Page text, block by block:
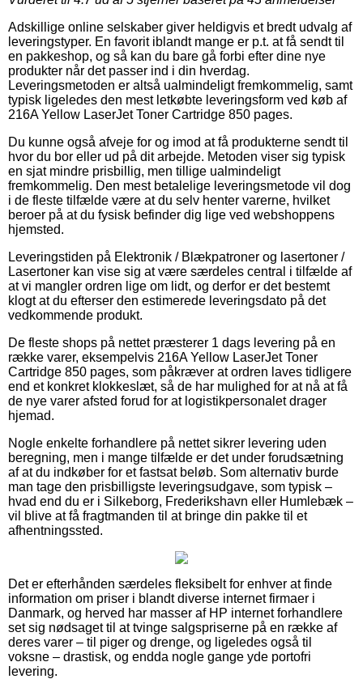
Adskillige online selskaber giver heldigvis et bredt udvalg af
leveringstyper. En favorit iblandt mange er p.t. at få sendt til
en pakkeshop, og så kan du bare gå forbi efter dine nye
produkter når det passer ind i din hverdag.
Leveringsmetoden er altså ualmindeligt fremkommelig, samt
typisk ligeledes den mest letkøbte leveringsform ved køb af
216A Yellow LaserJet Toner Cartridge 850 pages.
Du kunne også afveje for og imod at få produkterne sendt til
hvor du bor eller ud på dit arbejde. Metoden viser sig typisk
en sjat mindre prisbillig, men tillige ualmindeligt
fremkommelig. Den mest betalelige leveringsmetode vil dog
i de fleste tilfælde være at du selv henter varerne, hvilket
beroer på at du fysisk befinder dig lige ved webshoppens
hjemsted.
Leveringstiden på Elektronik / Blækpatroner og lasertoner /
Lasertoner kan vise sig at være særdeles central i tilfælde af
at vi mangler ordren lige om lidt, og derfor er det bestemt
klogt at du efterser den estimerede leveringsdato på det
vedkommende produkt.
De fleste shops på nettet præsterer 1 dags levering på en
række varer, eksempelvis 216A Yellow LaserJet Toner
Cartridge 850 pages, som påkræver at ordren laves tidligere
end et konkret klokkeslæt, så de har mulighed for at nå at få
de nye varer afsted forud for at logistikpersonalet drager
hjemad.
Nogle enkelte forhandlere på nettet sikrer levering uden
beregning, men i mange tilfælde er det under forudsætning
af at du indkøber for et fastsat beløb. Som alternativ burde
man tage den prisbilligste leveringsudgave, som typisk –
hvad end du er i Silkeborg, Frederikshavn eller Humlebæk –
vil blive at få fragtmanden til at bringe din pakke til et
afhentningssted.
Det er efterhånden særdeles fleksibelt for enhver at finde
information om priser i blandt diverse internet firmaer i
Danmark, og herved har masser af HP internet forhandlere
set sig nødsaget til at tvinge salgspriserne på en række af
deres varer – til piger og drenge, og ligeledes også til
voksne – drastisk, og endda nogle gange yde portofri
levering.